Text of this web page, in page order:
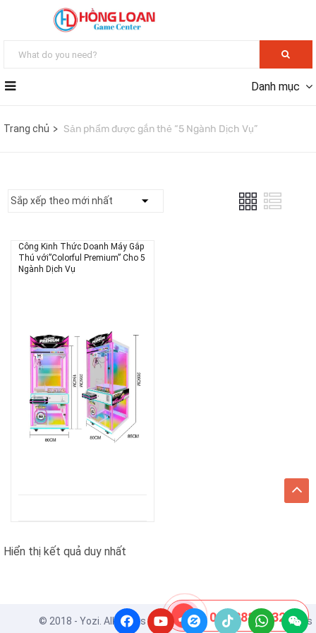
Danh mục
Trang chủ Sản phẩm được gắn thẻ “5 Ngành Dịch Vụ”
Công Kinh Thức Doanh Máy Gắp
Thú với”Colorful Premium” Cho 5
Ngành Dịch Vụ
Hiển thị kết quả duy nhất
© 2018 - Yozi. All Rights Reserved. Powered by ApusThemes
08 8888 0532